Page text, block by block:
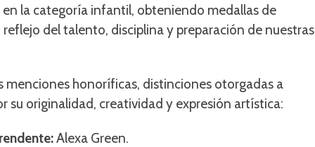
la categoría infantil, obteniendo medallas de
reflejo del talento, disciplina y preparación de nuestras
menciones honoríficas, distinciones otorgadas a
su originalidad, creatividad y expresión artística:
Alexa Green.